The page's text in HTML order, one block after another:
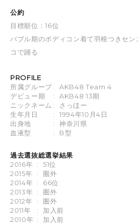
公約
目標順位：16位
バブル期のボディコン着て羽根つきセ
コで踊る
PROFILE
所属グループ:
AKB48 Team 4
デビュー期
:
AKB48 13期
ニックネーム :
さっほー
生年月日
:
1994年10月4日
出身地
:
神奈川県
血液型
: B型
過去選抜総選挙結果
2016年 :
51位
2015年
:
圏外
2014年 :
66位
2013年 :
圏外
2012年
:
圏外
2011年
:
加入前
2010年 :
加入前